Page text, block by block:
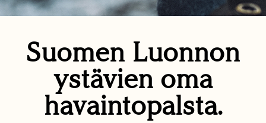
Suomen Luonnon
ystävien oma
havaintopalsta.